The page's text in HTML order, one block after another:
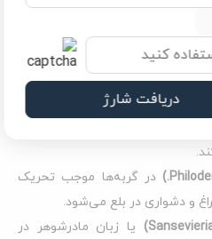
افزایش بزاق و مشکل در بلع
می‌تواند علائمی نظیر
در گربه‌ها موجب تحریک
و دشواری در بلع می‌شود.
یا زبان مادرشوهر در
دریافت شارژ